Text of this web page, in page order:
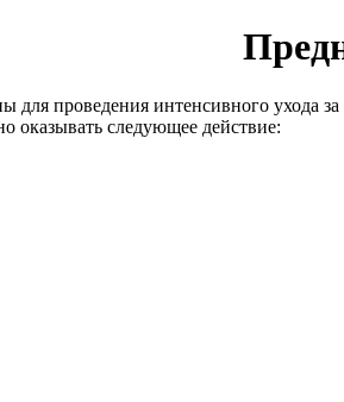
для проведения интенсивного
оказывать следующее действие: